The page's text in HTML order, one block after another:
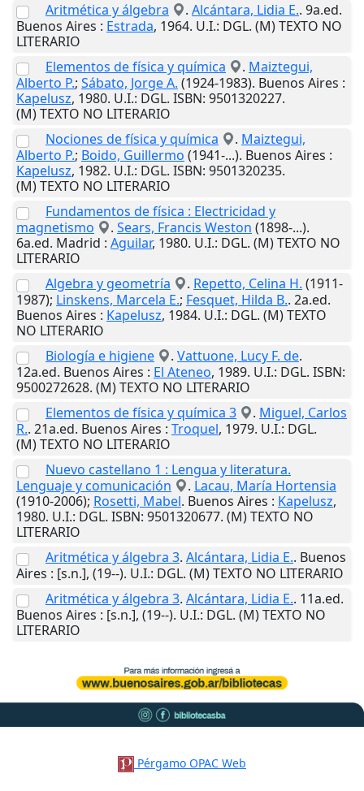
Aritmética y álgebra
. Alcántara, Lidia E.. 9a.ed.
Buenos Aires : Estrada, 1964. U.I.: DGL. (M) TEXTO NO
LITERARIO
Elementos de física y química
. Maiztegui,
Alberto P.; Sábato, Jorge A. (1924-1983). Buenos Aires :
Kapelusz, 1980. U.I.: DGL. ISBN: 9501320227.
(M) TEXTO NO LITERARIO
Nociones de física y química
. Maiztegui,
Alberto P.; Boido, Guillermo (1941-...). Buenos Aires :
Kapelusz, 1982. U.I.: DGL. ISBN: 9501320235.
(M) TEXTO NO LITERARIO
Fundamentos de física : Electricidad y
magnetismo
. Sears, Francis Weston (1898-...).
6a.ed. Madrid : Aguilar, 1980. U.I.: DGL. (M) TEXTO NO
LITERARIO
Algebra y geometría
. Repetto, Celina H. (1911-
1987); Linskens, Marcela E.; Fesquet, Hilda B.. 2a.ed.
Buenos Aires : Kapelusz, 1984. U.I.: DGL. (M) TEXTO
NO LITERARIO
Biología e higiene
. Vattuone, Lucy F. de.
12a.ed. Buenos Aires : El Ateneo, 1989. U.I.: DGL. ISBN:
9500272628. (M) TEXTO NO LITERARIO
Elementos de física y química 3
. Miguel, Carlos
R.. 21a.ed. Buenos Aires : Troquel, 1979. U.I.: DGL.
(M) TEXTO NO LITERARIO
Nuevo castellano 1 : Lengua y literatura.
Lenguaje y comunicación
. Lacau, María Hortensia
(1910-2006); Rosetti, Mabel. Buenos Aires : Kapelusz,
1980. U.I.: DGL. ISBN: 9501320677. (M) TEXTO NO
LITERARIO
Aritmética y álgebra 3. Alcántara, Lidia E.. Buenos
Aires : [s.n.], (19--). U.I.: DGL. (M) TEXTO NO LITERARIO
Aritmética y álgebra 3. Alcántara, Lidia E.. 11a.ed.
Buenos Aires : [s.n.], (19--). U.I.: DGL. (M) TEXTO NO
LITERARIO
Pérgamo OPAC Web